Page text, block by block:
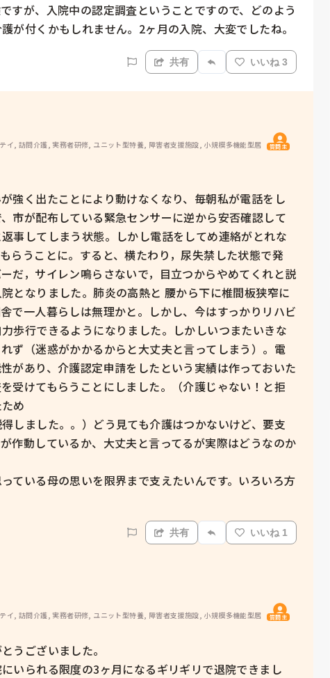
すが、入院中の認定調査ということですので、どのよう
が付くかもしれません。2ヶ月の入院、大変でしたね。
共有 いいね 3
イ, 訪問介護, 実務者研修, ユニット型特養, 障害者支援施設, 小規模多機能型居 質問主
強く出たことにより動けなくなり、毎朝私が電話をし
市が配布している緊急センサーに逆から安否確認して
事してしまう状態。しかし電話をしてめ連絡がとれな
らうことに。すると、横たわり，尿失禁した状態で発
だ，サイレン鳴らさないで，目立つからやめてくれと説
となりました。肺炎の高熱と 腰から下に椎間板狭窄に
で一人暮らしは無理かと。しかし、今はすっかりリハビ
歩行できるようになりました。しかしいつまたいきな
ず（迷惑がかかるからと大丈夫と言ってしまう）。電
があり、介護認定申請をしたという実績は作っておいた
受けてもらうことにしました。（介護じゃない！と拒
め
しました。。）どう見ても介護はつかないけど、要支
作動しているか、大丈夫と言ってるが実際はどうなのか
ている母の思いを限界まで支えたいんです。いろいろ方
共有 いいね 1
イ, 訪問介護, 実務者研修, ユニット型特養, 障害者支援施設, 小規模多機能型居 質問主
うございました。
いられる限度の3ヶ月になるギリギリで退院できまし